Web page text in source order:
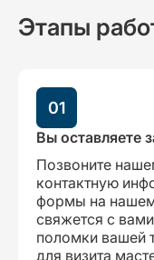
Этапы
01
Вы оставляете
Позвоните
контактную
формы на
свяжется с
поломки вашей
для визита